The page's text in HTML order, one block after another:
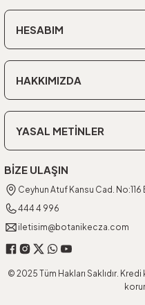
HESABIM
HAKKIMIZDA
YASAL METİNLER
BİZE ULAŞIN
Ceyhun Atuf Kansu Cad.
444 4 996
iletisim@botanikecza.com
© 2025 Tüm Hakları Saklıdır.